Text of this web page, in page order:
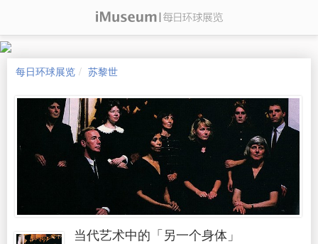
每日环球展览 苏黎世
当代艺术中的「另一个身体」